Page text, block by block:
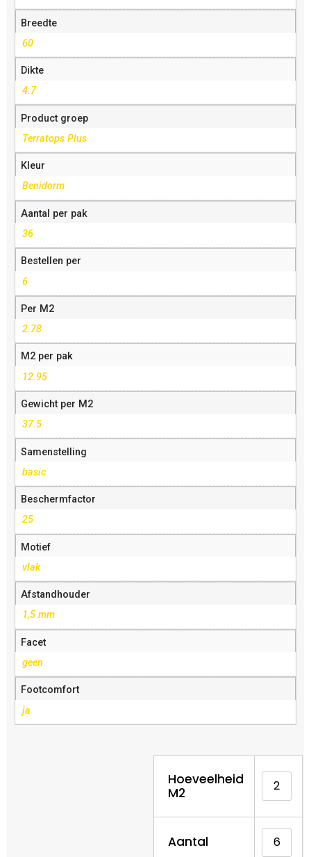
Breedte
60
Dikte
4.7
Product groep
Terratops Plus
Kleur
Benidorm
Aantal per pak
36
Bestellen per
6
Per M2
2.78
M2 per pak
12.95
Gewicht per M2
37.5
Samenstelling
basic
Beschermfactor
25
Motief
vlak
Afstandhouder
1,5 mm
Facet
geen
Footcomfort
ja
Hoeveelheid
M2
Aantal